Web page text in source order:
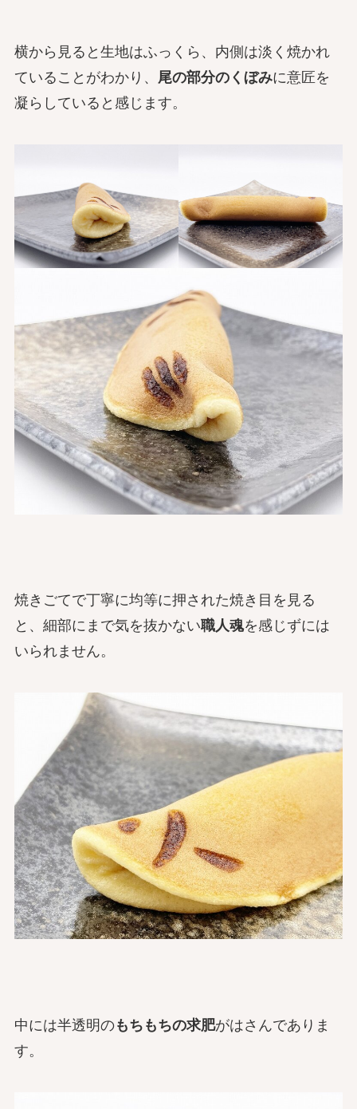
横から見ると生地はふっくら、内側は淡く焼かれ
ていることがわかり、 尾の部分のくぼみに意匠を
凝らしていると感じます。
焼きごてで丁寧に均等に押された焼き目を見る
と、細部にまで気を抜かない職人魂を感じずには
いられません。
中には半透明のもちもちの求肥がはさんでありま
す。